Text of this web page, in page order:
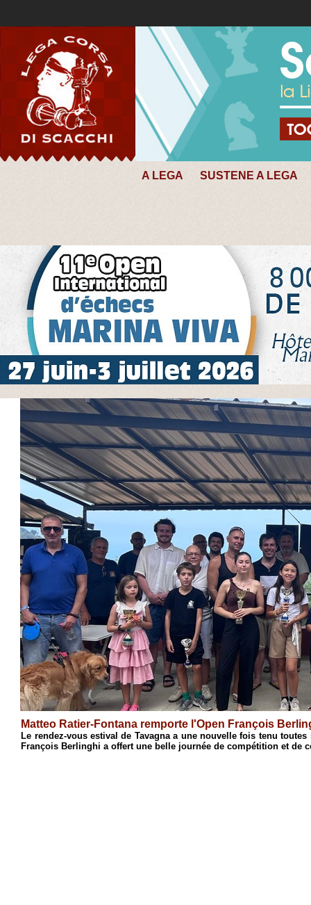
A LEGA SUSTENE A LEGA
le 18e Open
Antoine Cristofari remporte l'Open de
Après une semaine de stage consacrée à
s'est conclue par son traditionnel Open de blitz.